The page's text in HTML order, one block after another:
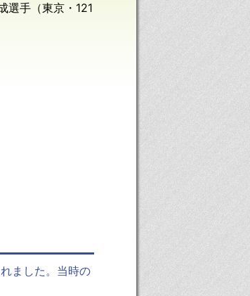
選手（東京・121
ました。当時の